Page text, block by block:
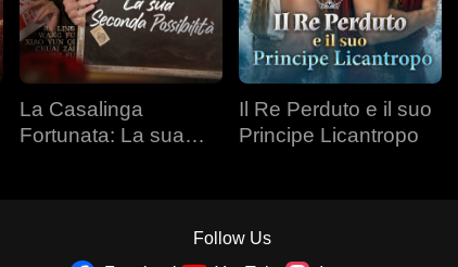
La Casalinga
Fortunata: La sua
Il Re Perduto e il suo
Principe Licantropo
Follow Us